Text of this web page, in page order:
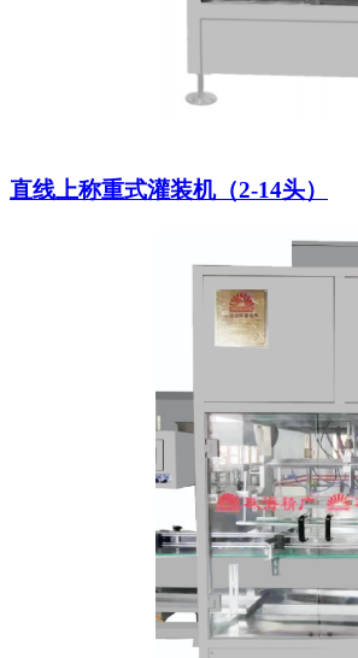
直线上称重式灌装机（2-14头）